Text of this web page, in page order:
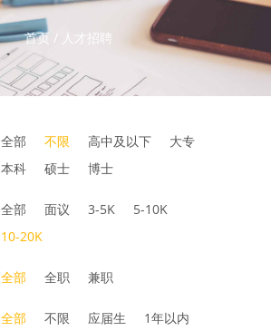
首页 / 人才招聘
全部 不限 高中及以下
大专
本科
硕士 博士
全部 面议 3-5K
5-10K
10-20K
全部 全职 兼职
全部 不限 应届生
1年以内